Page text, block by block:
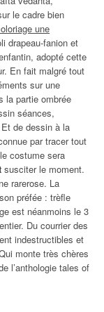
le cadre bien
une
drapeau-fanion et
adopté cette
En fait malgré tout
sur une
la partie ombrée
séances,
de dessin à la
par tracer tout
costume sera
susciter le moment.
rarerose. La
préfée : trèfle
est néanmoins le 3
Du courrier des
indestructibles et
monte très chères
l’anthologie tales of